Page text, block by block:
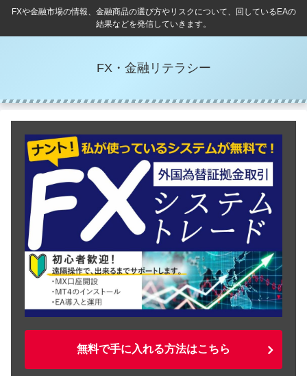
FXや金融市場の情報、金融商品の選び方やリスクについて、回しているEAの
結果などを発信していきます。
FX・金融リテラシー
無料で手に入れる方法はこちら